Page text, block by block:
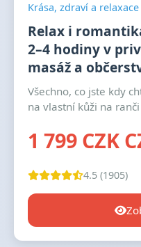
Krása, zdraví a relaxace
Relax i
2–4 hodiny v
masáž a
Všechno, co jste kdy
na vlastní kůži na
1 799 CZK
4.5 (1905)